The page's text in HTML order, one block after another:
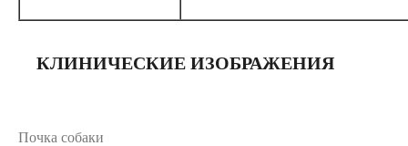
КЛИНИЧЕСКИЕ ИЗОБРАЖЕНИЯ
Почка собаки